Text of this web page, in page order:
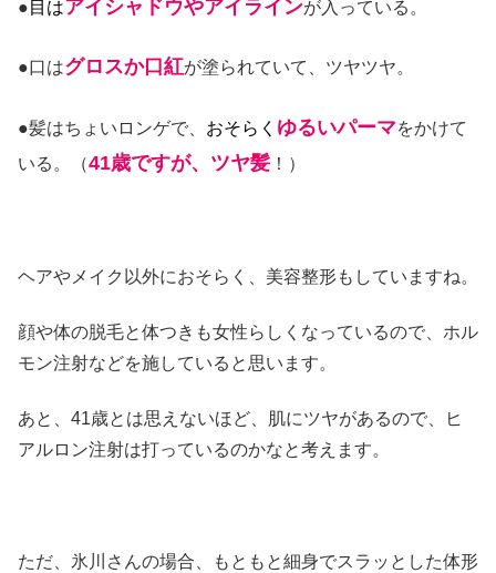
● 目はアイシャドウやアイラインが入っている。
●口はグロスか口紅が塗られていて、ツヤツヤ。
●髪はちょいロンゲで、 おそらく ゆるいパーマをかけて
いる。（41歳ですが、ツヤ髪 ！）
ヘアやメイク以外におそらく、美容整形もしていますね。
顔や体の脱毛と体つきも女性らしくなっているので、ホル
モン注射などを施していると思います。
あと、41歳とは思えないほど、肌にツヤがあるので、ヒ
アルロン注射は打っているのかなと考えます。
ただ、氷川さんの場合、もともと細身でスラッとした体形